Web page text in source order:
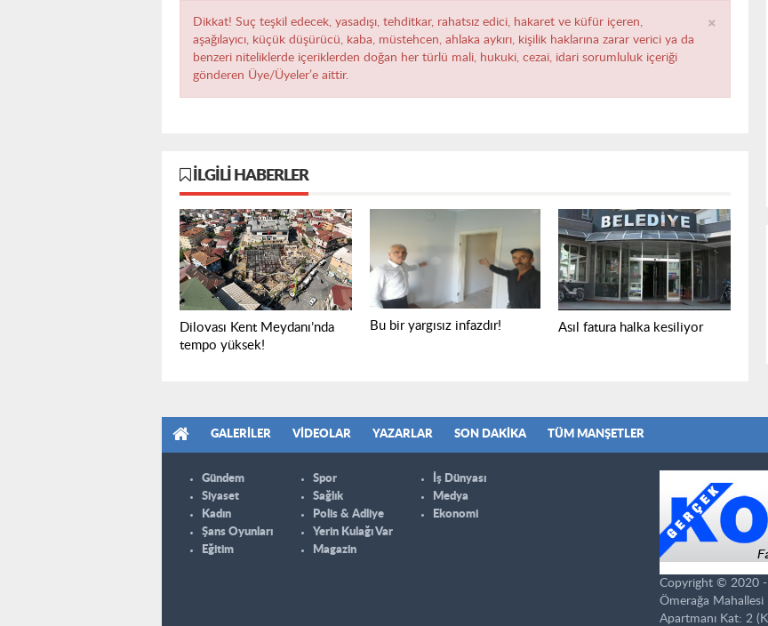
×
Dikkat! Suç teşkil edecek, yasadışı, tehditkar, rahatsız edici, hakaret ve küfür içeren,
aşağılayıcı, küçük düşürücü, kaba, müstehcen, ahlaka aykırı, kişilik haklarına zarar verici ya da
benzeri niteliklerde içeriklerden doğan her türlü mali, hukuki, cezai, idari sorumluluk içeriği
gönderen Üye/Üyeler’e aittir.
İLGILI HABERLER
Dilovası Kent Meydanı’nda
tempo yüksek!
Bu bir yargısız infazdır! Asıl fatura halka kesiliyor
GALERILER VIDEOLAR YAZARLAR SON DAKIKA TÜM MANŞETLER
Gündem
Siyaset
Kadın
Şans Oyunları
Eğitim
Spor
Sağlık
Polis & Adliye
Yerin Kulağı Var
Magazin
İş Dünyası
Medya
Ekonomi
Copyright © 2020 -
Ömerağa
Apartmanı Kat: 2